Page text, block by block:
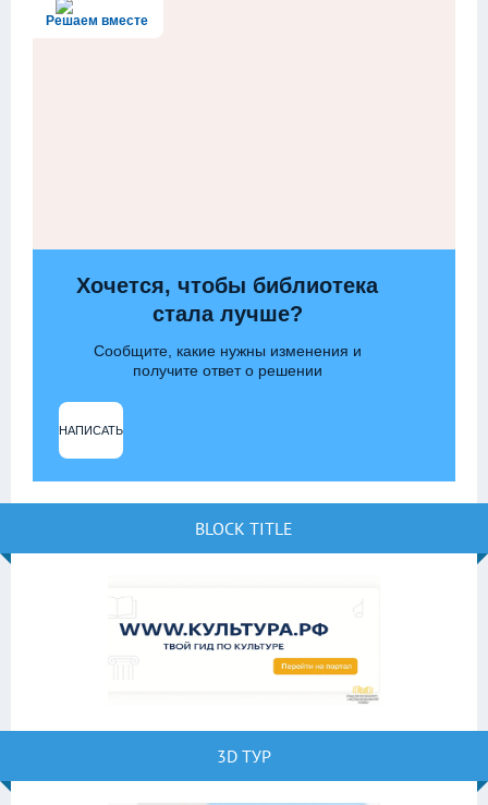
Решаем вместе
Хочется, чтобы библиотека
стала лучше?
Сообщите, какие нужны изменения и
получите ответ о решении
НАПИСАТЬ
BLOCK TITLE
3D ТУР